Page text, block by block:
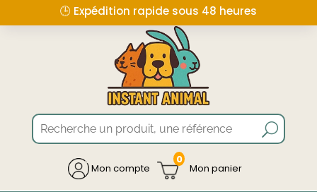
🕒 Expédition rapide sous 48 heures
Mon compte
0